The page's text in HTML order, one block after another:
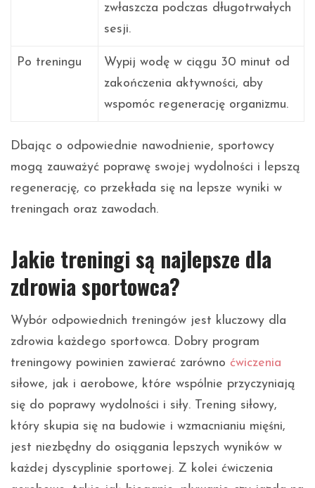
zwłaszcza podczas długotrwałych
sesji.
Po treningu
Wypij wodę w ciągu 30 minut od
zakończenia aktywności, aby
wspomóc regenerację organizmu.
Dbając o odpowiednie nawodnienie, sportowcy
mogą zauważyć poprawę swojej wydolności i lepszą
regenerację, co przekłada się na lepsze wyniki w
treningach oraz zawodach.
Jakie treningi są najlepsze dla
zdrowia sportowca?
Wybór odpowiednich treningów jest kluczowy dla
zdrowia każdego sportowca. Dobry program
treningowy powinien zawierać zarówno ćwiczenia
siłowe, jak i aerobowe, które wspólnie przyczyniają
się do poprawy wydolności i siły. Trening siłowy,
który skupia się na budowie i wzmacnianiu mięśni,
jest niezbędny do osiągania lepszych wyników w
każdej dyscyplinie sportowej. Z kolei ćwiczenia